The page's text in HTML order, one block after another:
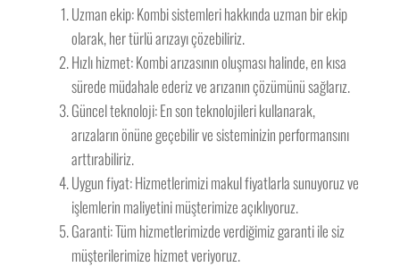
Uzman ekip: Kombi sistemleri hakkında uzman bir ekip
olarak, her türlü arızayı çözebiliriz.
Hızlı hizmet: Kombi arızasının oluşması halinde, en kısa
sürede müdahale ederiz ve arızanın çözümünü sağlarız.
Güncel teknoloji: En son teknolojileri kullanarak,
arızaların önüne geçebilir ve sisteminizin performansını
arttırabiliriz.
Uygun fiyat: Hizmetlerimizi makul fiyatlarla sunuyoruz ve
işlemlerin maliyetini müşterimize açıklıyoruz.
Garanti: Tüm hizmetlerimizde verdiğimiz garanti ile siz
müşterilerimize hizmet veriyoruz.